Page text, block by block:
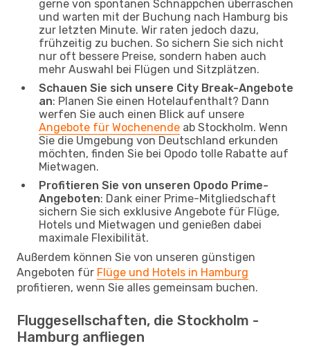
gerne von spontanen Schnäppchen überraschen
und warten mit der Buchung nach Hamburg bis
zur letzten Minute. Wir raten jedoch dazu,
frühzeitig zu buchen. So sichern Sie sich nicht
nur oft bessere Preise, sondern haben auch
mehr Auswahl bei Flügen und Sitzplätzen.
Schauen Sie sich unsere City Break-Angebote
an: Planen Sie einen Hotelaufenthalt? Dann
werfen Sie auch einen Blick auf unsere
Angebote für Wochenende ab Stockholm. Wenn
Sie die Umgebung von Deutschland erkunden
möchten, finden Sie bei Opodo tolle Rabatte auf
Mietwagen.
Profitieren Sie von unseren Opodo Prime-
Angeboten: Dank einer Prime-Mitgliedschaft
sichern Sie sich exklusive Angebote für Flüge,
Hotels und Mietwagen und genießen dabei
maximale Flexibilität.
Außerdem können Sie von unseren günstigen
Angeboten für Flüge und Hotels in Hamburg
profitieren, wenn Sie alles gemeinsam buchen.
Fluggesellschaften, die Stockholm -
Hamburg anfliegen